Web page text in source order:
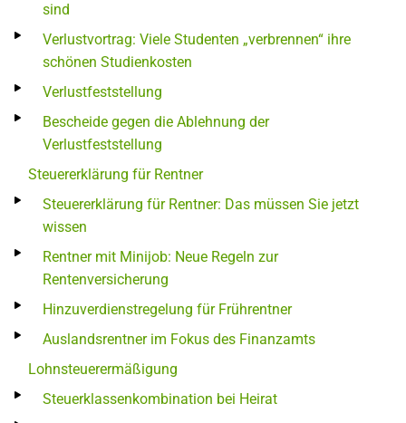
sind
Verlustvortrag: Viele Studenten „verbrennen“ ihre
schönen Studienkosten
Verlustfeststellung
Bescheide gegen die Ablehnung der
Verlustfeststellung
Steuererklärung für Rentner
Steuererklärung für Rentner: Das müssen Sie jetzt
wissen
Rentner mit Minijob: Neue Regeln zur
Rentenversicherung
Hinzuverdienstregelung für Frührentner
Auslandsrentner im Fokus des Finanzamts
Lohnsteuerermäßigung
Steuerklassenkombination bei Heirat